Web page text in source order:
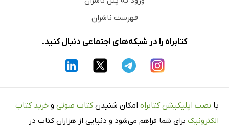
فهرست ناشران
کتابراه را در شبکه‌های اجتماعی دنبال کنید.
با نصب اپلیکیشن کتابراه امکان شنیدن کتاب صوتی و خرید کتاب
الکترونیک برای شما فراهم می‌شود و دنیایی از هزاران کتاب در